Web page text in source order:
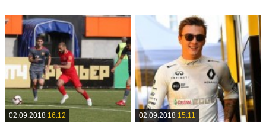
02.09.2018 16:12 02.09.2018 15:11